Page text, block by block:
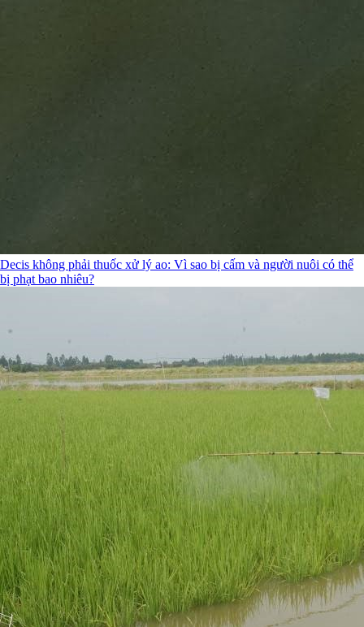
Decis không phải thuốc xử lý ao: Vì sao bị cấm và người nuôi có thể
bị phạt bao nhiêu?